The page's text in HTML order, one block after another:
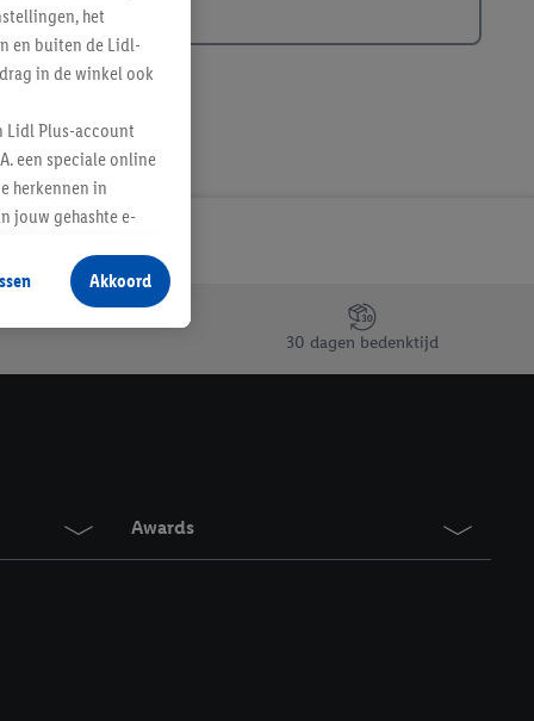
30 dagen bedenktijd
Awards
het
en buiten de Lidl-
in de winkel ook
Lidl Plus-account
een speciale online
herkennen in
jouw gehashte e-
producten waarin je
te plaatsen
verschillende
kunnen worden
vergelijkbare
in te
Akkoord